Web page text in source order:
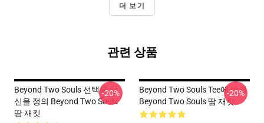
더 보기
관련 상품
Beyond Two Souls 선택은 당
신을 정의 Beyond Two Souls
땀 재킷
-20%
Beyond Two Souls Tee에 연결
Beyond Two Souls 땀 재킷
-20%